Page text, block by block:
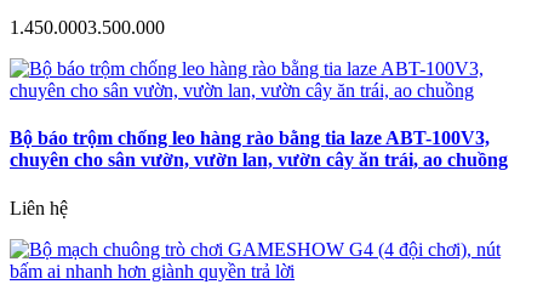
1.450.0003.500.000
Bộ báo trộm chống leo hàng rào bằng tia laze ABT-100V3,
chuyên cho sân vườn, vườn lan, vườn cây ăn trái, ao chuồng
Liên hệ